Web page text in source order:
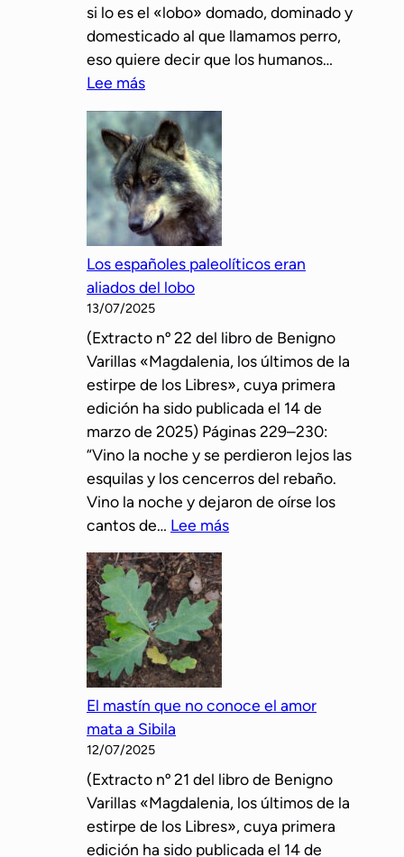
si lo es el «lobo» domado, dominado y
domesticado al que llamamos perro,
eso quiere decir que los humanos…
Lee más:
e
n
i
g
n
o
V
a
r
i
l
l
a
s
p
r
e
s
e
n
t
a
o
t
r
a
p
o
s
i
b
Los españoles paleolíticos eran
aliados del lobo
13/07/2025
(Extracto nº 22 del libro de Benigno
Varillas «Magdalenia, los últimos de la
estirpe de los Libres», cuya primera
edición ha sido publicada el 14 de
marzo de 2025) Páginas 229–230:
“Vino la noche y se perdieron lejos las
esquilas y los cencerros del rebaño.
Vino la noche y dejaron de oírse los
cantos de… Lee más:
ñ
e
s
p
a
El mastín que no conoce el amor
mata a Sibila
12/07/2025
(Extracto nº 21 del libro de Benigno
Varillas «Magdalenia, los últimos de la
estirpe de los Libres», cuya primera
edición ha sido publicada el 14 de